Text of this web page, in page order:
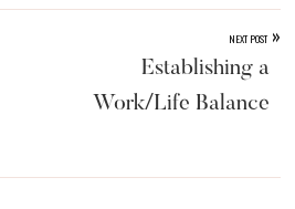
NEXT POST »
Establishing a
Work/Life Balance